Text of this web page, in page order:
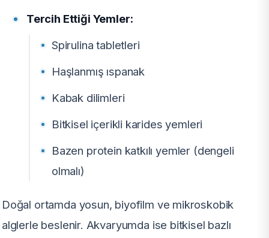
Tercih Ettiği Yemler:
Spirulina tabletleri
Haşlanmış ıspanak
Kabak dilimleri
Bitkisel içerikli karides yemleri
Bazen protein katkılı yemler (dengeli
olmalı)
Doğal ortamda yosun, biyofilm ve mikroskobik
alglerle beslenir. Akvaryumda ise bitkisel bazlı